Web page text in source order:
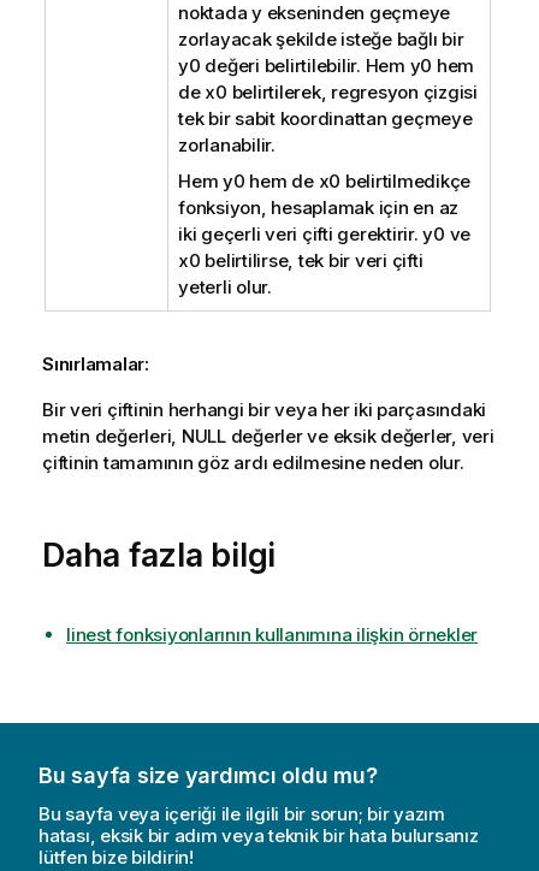
noktada y ekseninden geçmeye
zorlayacak şekilde isteğe bağlı bir
y0 değeri belirtilebilir. Hem y0 hem
de x0 belirtilerek, regresyon çizgisi
tek bir sabit koordinattan geçmeye
zorlanabilir.
Hem y0 hem de x0 belirtilmedikçe
fonksiyon, hesaplamak için en az
iki geçerli veri çifti gerektirir.y0 ve
x0 belirtilirse, tek bir veri çifti
yeterli olur.
Sınırlamalar:
Bir veri çiftinin herhangi bir veya her iki parçasındaki
metin değerleri, NULLdeğerler ve eksik değerler, veri
çiftinin tamamının göz ardı edilmesine neden olur.
Daha fazla bilgi
linest fonksiyonlarının kullanımına ilişkin örnekler
Bu sayfa size yardımcı oldu mu?
Bu sayfa veya içeriği ile ilgili bir sorun; bir yazım
hatası, eksik bir adım veya teknik bir hata bulursanız
lütfen bize bildirin!